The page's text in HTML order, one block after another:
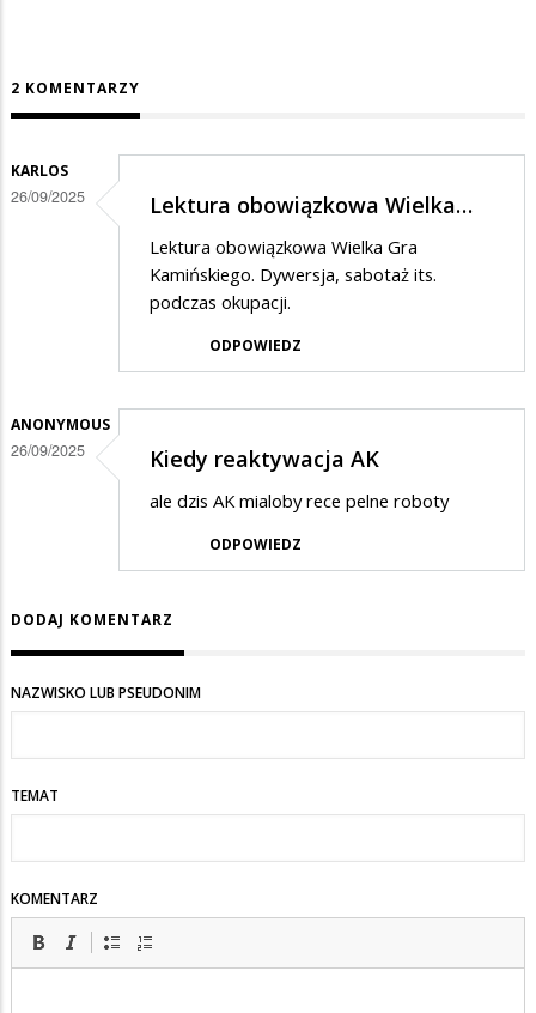
2 KOMENTARZY
KARLOS
26/09/2025 Lektura obowiązkowa Wielka…
Lektura obowiązkowa Wielka Gra
Kamińskiego. Dywersja, sabotaż its.
podczas okupacji.
ODPOWIEDZ
ANONYMOUS
26/09/2025 Kiedy reaktywacja AK
ale dzis AK mialoby rece pelne roboty
ODPOWIEDZ
DODAJ KOMENTARZ
NAZWISKO LUB PSEUDONIM
TEMAT
KOMENTARZ